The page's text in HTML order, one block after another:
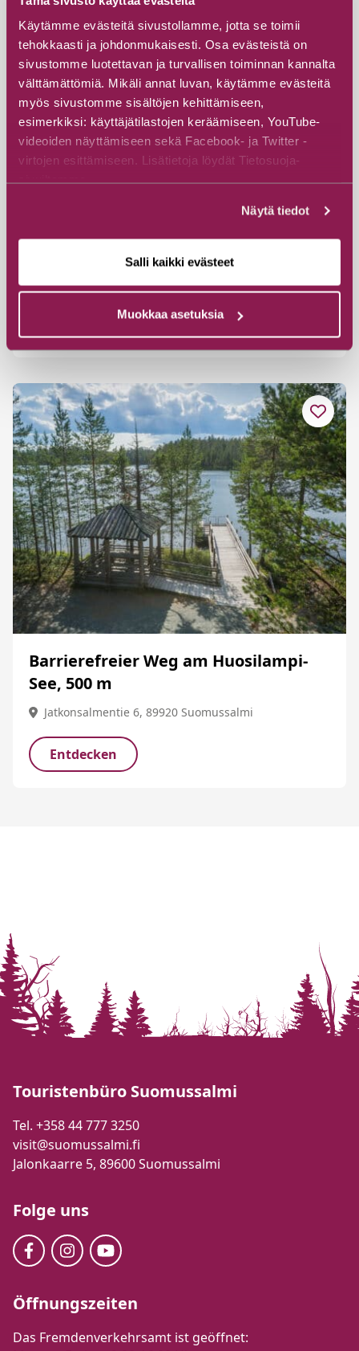
Käytämme evästeitä sivustollamme, jotta se toimii
tehokkaasti ja johdonmukaisesti. Osa evästeistä on
sivustomme luotettavan ja turvallisen toiminnan kannalta
välttämättömiä. Mikäli annat luvan, käytämme evästeitä
myös sivustomme sisältöjen kehittämiseen,
esimerkiksi: käyttäjätilastojen keräämiseen, YouTube-
videoiden näyttämiseen sekä Facebook- ja Twitter -
virtojen esittämiseen. Lisätietoja löydät Tietosuoja-
sivuiltamme.
Näytä tiedot
Salli kaikki evästeet
Muokkaa asetuksia
Jatkonsalmentie 33, 89920 Suomussalmi
Barrierefreier Weg am Huosilampi-
See, 500 m
Jatkonsalmentie 6, 89920 Suomussalmi
Entdecken
Touristenbüro Suomussalmi
Tel. +358 44 777 3250
visit@suomussalmi.fi
Jalonkaarre 5, 89600 Suomussalmi
Folge uns
Öffnungszeiten
Das Fremdenverkehrsamt ist geöffnet: